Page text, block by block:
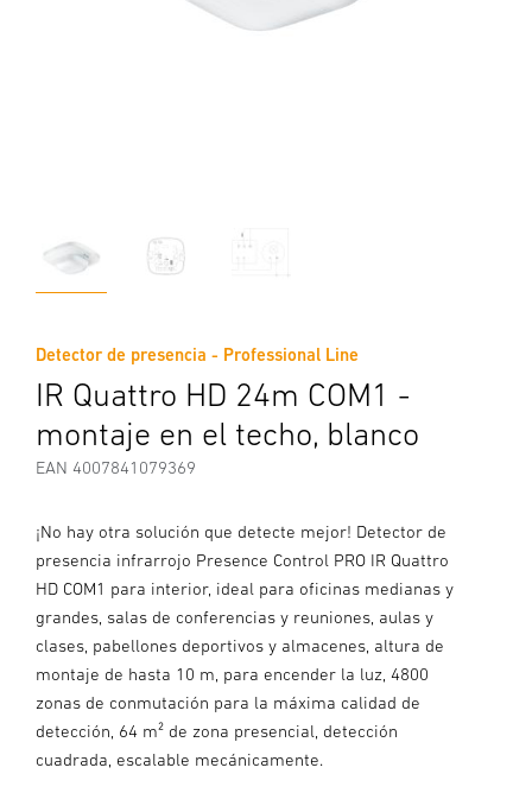
Detector de presencia - Professional Line
IR Quattro HD 24m COM1 -
montaje en el techo, blanco
EAN 4007841079369
¡No hay otra solución que detecte mejor! Detector de
presencia infrarrojo Presence Control PRO IR Quattro
HD COM1 para interior, ideal para oficinas medianas y
grandes, salas de conferencias y reuniones, aulas y
clases, pabellones deportivos y almacenes, altura de
montaje de hasta 10 m, para encender la luz, 4800
zonas de conmutación para la máxima calidad de
detección, 64 m² de zona presencial, detección
cuadrada, escalable mecánicamente.